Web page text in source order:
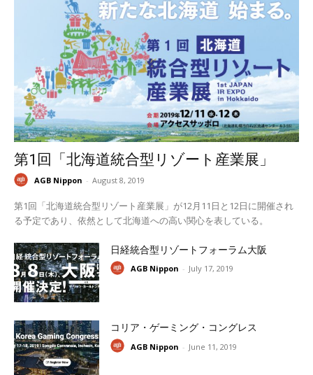
第1回「北海道統合型リゾート産業展」
AGB Nippon - August 8, 2019
第1回「北海道統合型リゾート産業展」が12月11日と12日に開催され
る予定であり、依然として北海道への高い関心を表している。
日経統合型リゾートフォーラム大阪
AGB Nippon - July 17, 2019
コリア・ゲーミング・コングレス
AGB Nippon - June 11, 2019